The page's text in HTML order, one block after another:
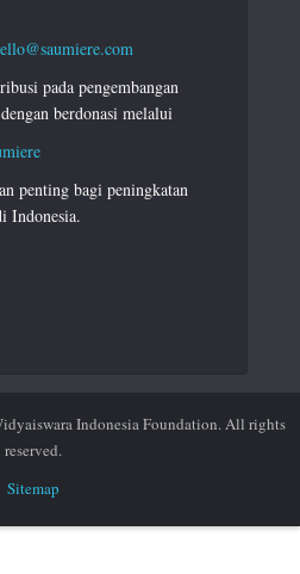
pada pengembangan
berdonasi melalui
penting bagi peningkatan
Indonesia.
Indonesia Foundation. All rights
reserved.
Sitemap